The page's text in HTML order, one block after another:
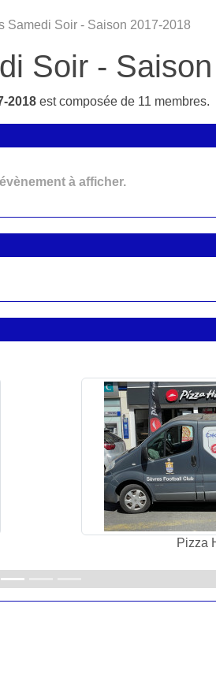
Samedi Soir - Saison 2017-2018
Soir -
2018 est composée de 11 membres.
à afficher.